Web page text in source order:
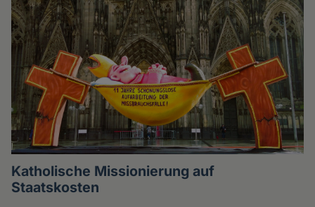
Katholische Missionierung auf
Staatskosten